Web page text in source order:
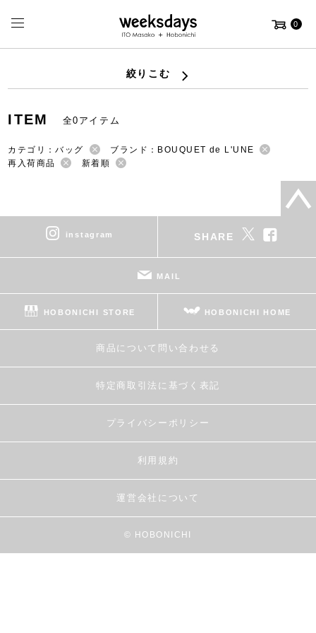
0
絞りこむ
ITEM 全0アイテム
カテゴリ：バッグ
ブランド：BOUQUET de L'UNE
再入荷商品
新着順
instagram SHARE
MAIL
HOBONICHI STORE HOBONICHI HOME
商品について問い合わせる
特定商取引法に基づく表記
プライバシーポリシー
利用規約
運営会社について
© HOBONICHI